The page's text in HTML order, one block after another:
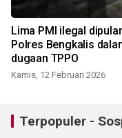
Lima PMI ilegal
Polres Bengkalis
dugaan TPPO
Kamis, 12 Februari 2026
Terpopuler -